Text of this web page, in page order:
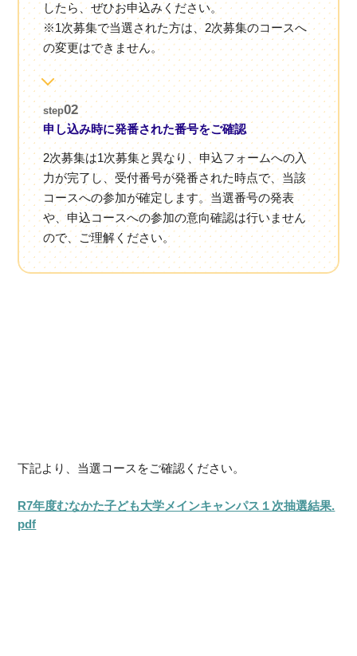
したら、ぜひお申込みください。
※1次募集で当選された方は、2次募集のコースへ
の変更はできません。
step02
申し込み時に発番された番号をご確認
2次募集は1次募集と異なり、申込フォームへの入
力が完了し、受付番号が発番された時点で、当該
コースへの参加が確定します。当選番号の発表
や、申込コースへの参加の意向確認は行いません
ので、ご理解ください。
下記より、当選コースをご確認ください。
R7年度むなかた子ども大学メインキャンパス１次抽選結果.
pdf